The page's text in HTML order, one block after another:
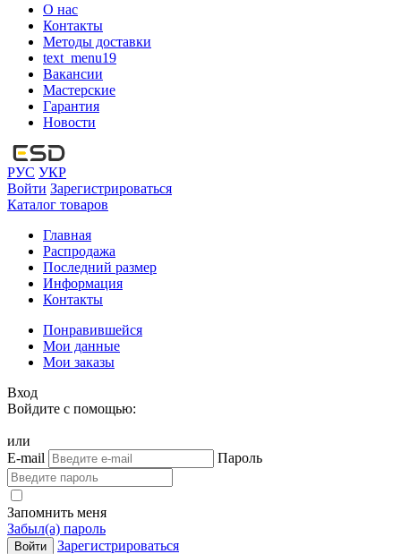
О нас
Контакты
Методы доставки
text_menu19
Вакансии
Мастерские
Гарантия
Новости
РУС УКР
Войти Зарегистрироваться
Каталог товаров
Главная
Распродажа
Последний размер
Информация
Контакты
Понравившейся
Мои данные
Мои заказы
Вход
Войдите с помощью:
или
E-mail
Пароль
Запомнить меня
Забыл(а) пароль
Войти
Зарегистрироваться